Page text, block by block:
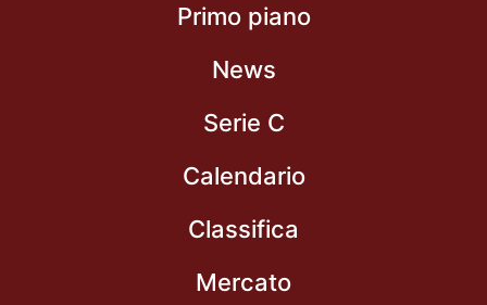
Primo piano
News
Serie C
Calendario
Classifica
Mercato